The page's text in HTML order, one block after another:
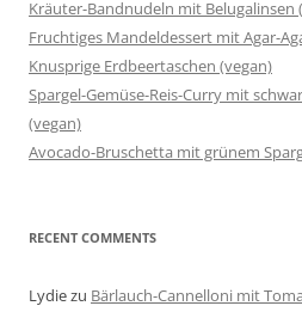
Kräuter-Bandnudeln mit Belugalinsen
Fruchtiges Mandeldessert mit Agar-
Knusprige Erdbeertaschen (vegan)
Spargel-Gemüse-Reis-Curry mit
(vegan)
Avocado-Bruschetta mit grünem
RECENT COMMENTS
Lydiezu Bärlauch-Cannelloni mit